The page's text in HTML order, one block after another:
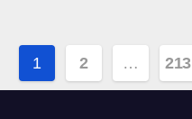
Навигация
по
1 2 … 213